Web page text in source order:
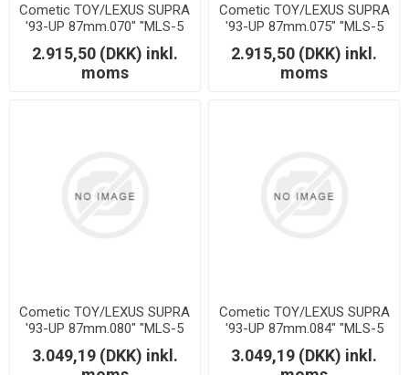
Cometic TOY/LEXUS SUPRA
'93-UP 87mm.070" "MLS-5
2JZ MOTOR"
2.915,50 (DKK) inkl.
moms
Cometic TOY/LEXUS SUPRA
'93-UP 87mm.075" "MLS-5
2JZ MOTOR"
2.915,50 (DKK) inkl.
moms
Cometic TOY/LEXUS SUPRA
'93-UP 87mm.080" "MLS-5
2JZ MOTOR"
3.049,19 (DKK) inkl.
Cometic TOY/LEXUS SUPRA
'93-UP 87mm.084" "MLS-5
2JZ MOTOR"
3.049,19 (DKK) inkl.